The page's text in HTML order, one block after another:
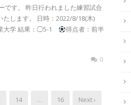
です。 昨日行われました練習試合
たします。 日時：2022/8/18(木)
大学 結果：◯5-1
得点者：前半
0
14 … 16 Next ›